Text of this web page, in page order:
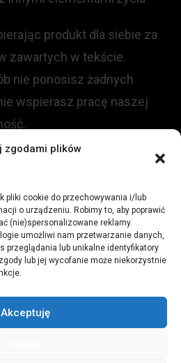
zgodami plików
pliki cookie do przechowywania i/lub
o urządzeniu. Robimy to, aby poprawić
(nie)spersonalizowane reklamy.
umożliwi nam przetwarzanie danych,
przeglądania lub unikalne identyfikatory
lub jej wycofanie może niekorzystnie
Akceptuję
produkt dla siebie za
zawartych w tekście.
nie ponosisz żadnych
wspierasz pracę naszej
Góry